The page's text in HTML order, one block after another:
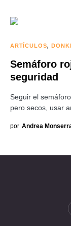
ARTÍCULOS
Semáforo
seguridad
Seguir el
pero secos, usar
por Andrea